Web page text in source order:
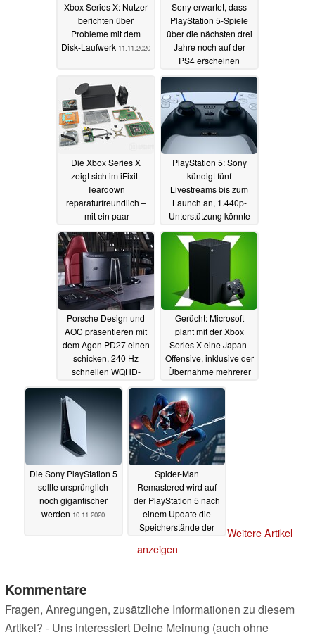
Xbox Series X: Nutzer
berichten über
Probleme mit dem
Disk-Laufwerk 11.11.2020
Sony erwartet, dass
PlayStation 5-Spiele
über die nächsten drei
Jahre noch auf der
PS4 erscheinen
11.11.2020
Die Xbox Series X
zeigt sich im iFixit-
Teardown
reparaturfreundlich –
mit ein paar
11.11.2020
PlayStation 5: Sony
kündigt fünf
Livestreams bis zum
Launch an, 1.440p-
Unterstützung könnte
10.11.2020
Porsche Design und
AOC präsentieren mit
dem Agon PD27 einen
schicken, 240 Hz
schnellen WQHD-
Gerücht: Microsoft
plant mit der Xbox
Series X eine Japan-
Offensive, inklusive der
Übernahme mehrerer
10.11.2020
Die Sony PlayStation 5
sollte ursprünglich
noch gigantischer
werden 10.11.2020
Spider-Man
Remastered wird auf
der PlayStation 5 nach
einem Update die
Speicherstände der
unterstützen
Weitere Artikel
anzeigen
Kommentare
Fragen, Anregungen, zusätzliche Informationen zu diesem
Artikel? - Uns interessiert Deine Meinung (auch ohne